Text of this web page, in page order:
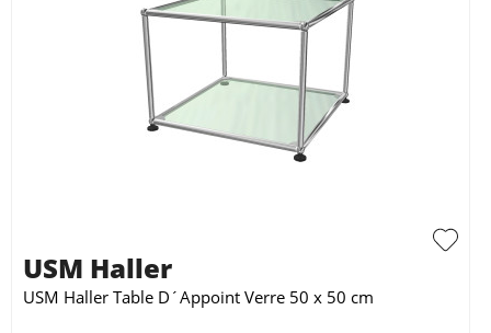
USM Haller
USM Haller Table D´Appoint Verre 50 x 50 cm